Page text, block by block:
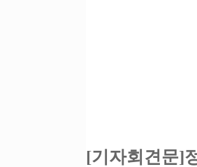
[기자회견문]